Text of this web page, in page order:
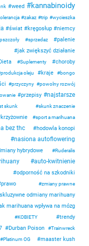
weed kannabinoidy
zakaz trip wycieszka
świat kręgosłup
niemcy
pszczoły sprzedaz
palenie
jak zwiększyć działanie
Suplementy choroby
produkcja oleju kraje
bongo
przyczyny
powolny rozwój
przepisy najstarsze
skunk
skunk znaczenie
krzyżownie
sport a marihuana
bez thc
hodowla konopi
nasiona autoflowering
hybrydowe Ruderalis
auto-kwitnienie
odporność na szkodniki
prawo zmiany prawne
odmiany marihuany
marihuana wpływa na mózg
KOBIETY trendy
Durban Poison
Trainwreck
Platinum OG maaster kush